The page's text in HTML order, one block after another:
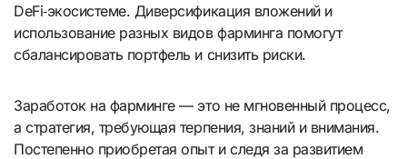
DeFi‑экосистеме. Диверсификация вложений и
использование разных видов фарминга помогут
сбалансировать портфель и снизить риски.
Заработок на фарминге — это не мгновенный процесс,
а стратегия, требующая терпения, знаний и внимания.
Постепенно приобретая опыт и следя за развитием